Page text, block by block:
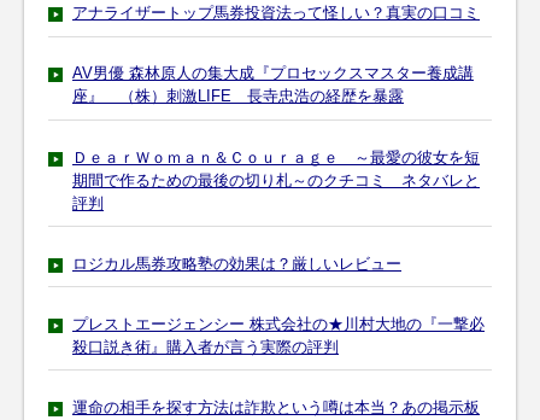
アナライザートップ馬券投資法って怪しい？真実の口コミ
AV男優 森林原人の集大成『プロセックスマスター養成講
座』 （株）刺激LIFE 長寺忠浩の経歴を暴露
ＤｅａｒＷｏｍａｎ＆Ｃｏｕｒａｇｅ ～最愛の彼女を短
期間で作るための最後の切り札～のクチコミ ネタバレと
評判
ロジカル馬券攻略塾の効果は？厳しいレビュー
プレストエージェンシー 株式会社の★川村大地の『一撃必
殺口説き術』購入者が言う実際の評判
運命の相手を探す方法は詐欺という噂は本当？あの掲示板